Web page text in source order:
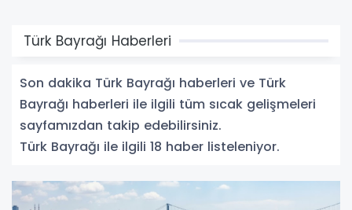
Türk Bayrağı Haberleri
Son dakika Türk Bayrağı haberleri ve Türk
Bayrağı haberleri ile ilgili tüm sıcak gelişmeleri
sayfamızdan takip edebilirsiniz.
Türk Bayrağı ile ilgili 18 haber listeleniyor.